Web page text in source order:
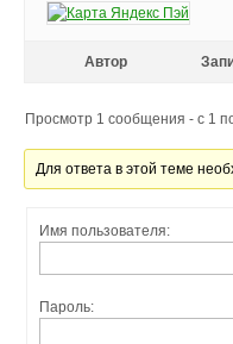
Автор
Просмотр 1 сообщения - с 1
Для ответа в этой теме
Имя пользователя:
Пароль: